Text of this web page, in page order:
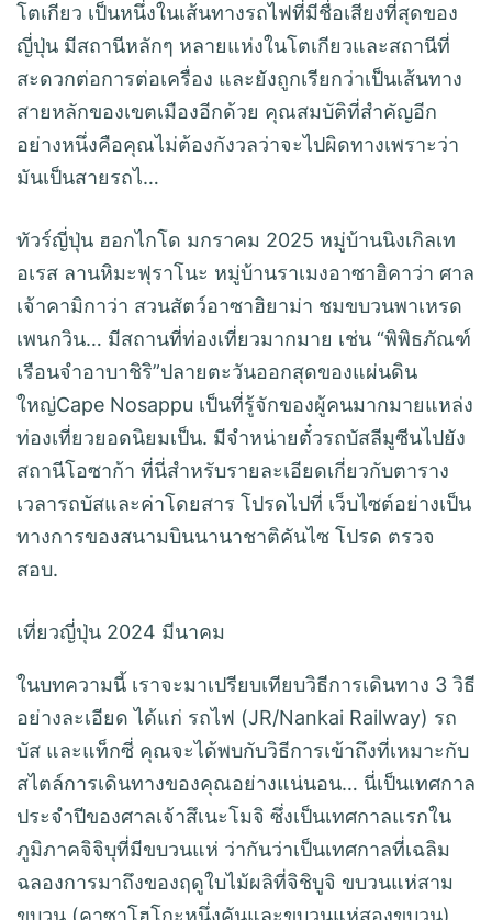
โตเกียว เป็นหนึ่งในเส้นทางรถไฟที่มีชื่อเสียงที่สุดของ
ญี่ปุ่น มีสถานีหลักๆ หลายแห่งในโตเกียวและสถานีที่
สะดวกต่อการต่อเครื่อง และยังถูกเรียกว่าเป็นเส้นทาง
สายหลักของเขตเมืองอีกด้วย คุณสมบัติที่สำคัญอีก
อย่างหนึ่งคือคุณไม่ต้องกังวลว่าจะไปผิดทางเพราะว่า
มันเป็นสายรถไ…
ทัวร์ญี่ปุ่น ฮอกไกโด มกราคม 2025 หมู่บ้านนิงเกิลเท
อเรส ลานหิมะฟุราโนะ หมู่บ้านราเมงอาซาฮิคาว่า ศาล
เจ้าคามิกาว่า สวนสัตว์อาซาฮิยาม่า ชมขบวนพาเหรด
เพนกวิน… มีสถานที่ท่องเที่ยวมากมาย เช่น “พิพิธภัณฑ์
เรือนจำอาบาชิริ”ปลายตะวันออกสุดของแผ่นดิน
ใหญ่Cape Nosappu เป็นที่รู้จักของผู้คนมากมายแหล่ง
ท่องเที่ยวยอดนิยมเป็น. มีจำหน่ายตั๋วรถบัสลีมูซีนไปยัง
สถานีโอซาก้า ที่นี่สำหรับรายละเอียดเกี่ยวกับตาราง
เวลารถบัสและค่าโดยสาร โปรดไปที่ เว็บไซต์อย่างเป็น
ทางการของสนามบินนานาชาติคันไซ โปรด ตรวจ
สอบ.
เที่ยวญี่ปุ่น 2024 มีนาคม
ในบทความนี้ เราจะมาเปรียบเทียบวิธีการเดินทาง 3 วิธี
อย่างละเอียด ได้แก่ รถไฟ (JR/Nankai Railway) รถ
บัส และแท็กซี่ คุณจะได้พบกับวิธีการเข้าถึงที่เหมาะกับ
สไตล์การเดินทางของคุณอย่างแน่นอน… นี่เป็นเทศกาล
ประจำปีของศาลเจ้าสึเนะโมจิ ซึ่งเป็นเทศกาลแรกใน
ภูมิภาคจิจิบุที่มีขบวนแห่ ว่ากันว่าเป็นเทศกาลที่เฉลิม
ฉลองการมาถึงของฤดูใบไม้ผลิที่จิชิบูจิ ขบวนแห่สาม
ขบวน (คาซาโฮโกะหนึ่งคันและขบวนแห่สองขบวน)